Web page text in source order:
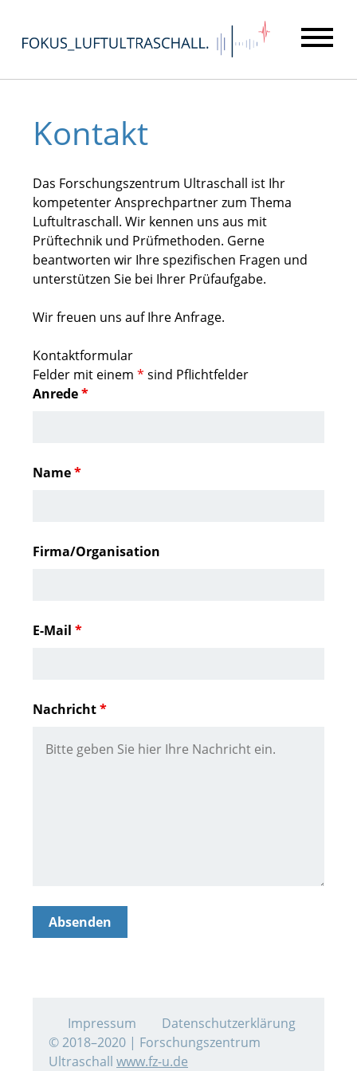
Kontakt
Das Forschungszentrum Ultraschall ist Ihr
kompetenter Ansprechpartner zum Thema
Luftultraschall. Wir kennen uns aus mit
Prüftechnik und Prüfmethoden. Gerne
beantworten wir Ihre spezifischen Fragen und
unterstützen Sie bei Ihrer Prüfaufgabe.
Wir freuen uns auf Ihre Anfrage.
Kontaktformular
Felder mit einem * sind Pflichtfelder
Anrede*
Name*
Firma/Organisation
E-Mail *
Nachricht*
Datenschutzerklärung
Impressum
© 2018–2020 | Forschungszentrum
Ultraschall www.fz-u.de